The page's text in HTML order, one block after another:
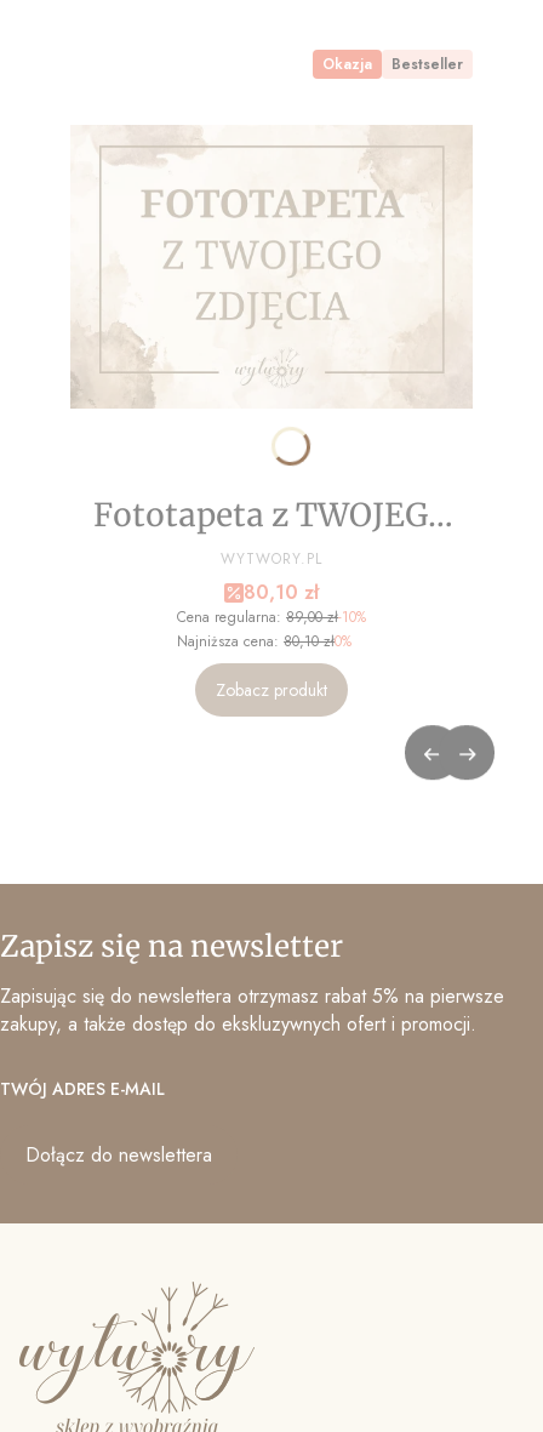
Okazja Bestseller
Fototapeta z TWOJEGO
ZDJĘCIA - NA WYMIAR
PRODUCENT
WYTWORY.PL
Cena promocyjna
80,10 zł
Cena regularna: 89,00 zł-10%
Najniższa cena: 80,10 zł0%
Zobacz produkt
Zapisz się na newsletter
Zapisując się do newslettera otrzymasz rabat 5% na pierwsze
zakupy, a także dostęp do ekskluzywnych ofert i promocji.
TWÓJ ADRES E-MAIL
Dołącz do newslettera